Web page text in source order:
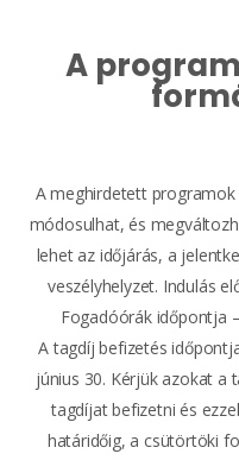
A
A meghirdetett
módosulhat, és
lehet az időjárás, a
veszélyhelyzet. Indulás
Fogadóórák időpontja
A tagdíj befizetés
június 30. Kérjük azokat a
tagdíjat befizetni és
határidőig, a csütörtöki